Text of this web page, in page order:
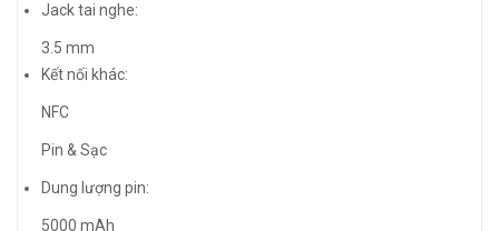
Jack tai nghe:
3.5 mm
Kết nối khác:
NFC
Pin & Sạc
Dung lượng pin:
5000 mAh